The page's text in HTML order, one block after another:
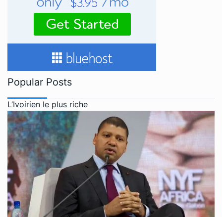
Popular Posts
L’Ivoirien le plus riche